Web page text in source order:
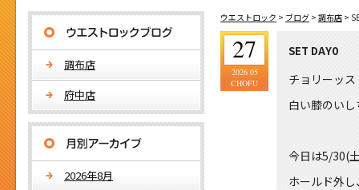
ウエストロック > ブログ > 調布店 >
27
2026 05
CHOFU
SET DAY0
チョリーッス
白い膝のい
今日は5/30(
ホールド外
調布店
府中店
2026年8月